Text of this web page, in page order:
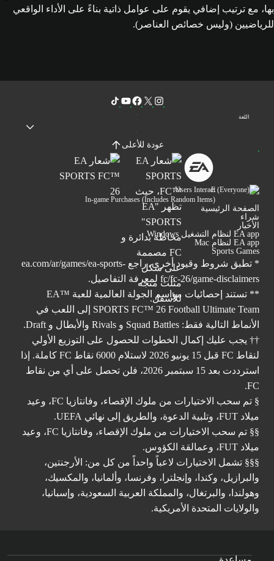
بها، مع ترتيب إضافي يقوم على عوامل ذاتية بناءً على الأداء الواقعي
للرياضيين (وليس خصائص العناصر).
اللغة
عودة للأعلى
Users Interact
In-game Purchases (Includes Random Items)
الصفحة الرئيسية
شراء
الأخبار
EA app لنظام التشغيل Windows
EA app لنظام Mac
Sports Games
* تطبق شروط وقيود أخرى. راجع ea.com/ar/games/ea-sports-
fc/fc-26/game-disclaimers لمعرفة التفاصيل.
** تستند إحصائيات مواسم الجولة العالمية للعبة ™EA
SPORTS FC™ 26 Football Ultimate Team إلى اللعب في
الأنماط التالية فقط: Squad Battles و Rivals والأبطال و Draft.
†† يجب عليك إكمال الخطوات للحصول على التوزيع الأولي
لنقاط FC قبل 15 يونيو 2026 لاستلام 6000 نقاط FC كاملة. إذا
استرددت بعد 15 سبتمبر 2026، فلن تحصل على أي من نقاط
FC.
§ تم سحب الاختيارات من ملوك الإقصاء، وفانتازيا FC، وعيد
ميلاد FUT، وتلبية الدعوة، والطريق إلى نهائي UEFA.
§§ تم سحب الاختيارات من ملوك الإقصاء، وفانتازيا FC، وعيد
ميلاد FUT، وعمالقة الكؤوس.
§§§ تشمل الاختيارات لاعباً واحداً من كل من: الأرجنتين،
والبرازيل، وكندا، وإنجلترا، وفرنسا، وألمانيا، والمكسيك،
وهولندا، والبرتغال، والمملكة العربية السعودية، وإسبانيا،
والولايات المتحدة الأمريكية.